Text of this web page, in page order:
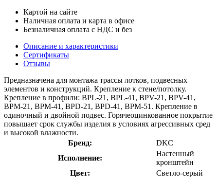
Картой на сайте
Наличная оплата и карта в офисе
Безналичная оплата с НДС и без
Описание и характеристики
Сертификаты
Отзывы
Предназначена для монтажа трассы лотков, подвесных
элементов и конструкций. Крепление к стене/потолку.
Крепление в профили: BPL-21, BPL-41, BPV-21, BPV-41,
BPM-21, BPM-41, BPD-21, BPD-41, BPM-51. Крепление в
одиночный и двойной подвес. Горячеоцинкованное покрытие
повышает срок службы изделия в условиях агрессивных сред
и высокой влажности.
Бренд:
DKC
Исполнение:
Настенный
кронштейн
Цвет:
Светло-серый